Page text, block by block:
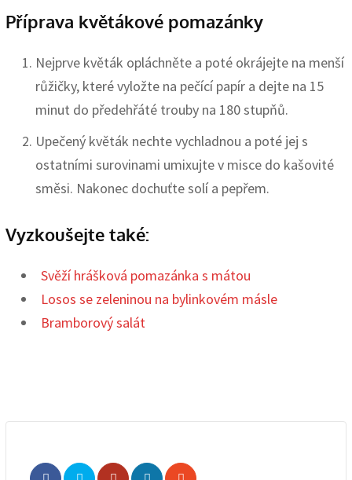
Příprava květákové pomazánky
Nejprve květák opláchněte a poté okrájejte na menší
růžičky, které vyložte na pečící papír a dejte na 15
minut do předehřáté trouby na 180 stupňů.
Upečený květák nechte vychladnou a poté jej s
ostatními surovinami umixujte v misce do kašovité
směsi. Nakonec dochuťte solí a pepřem.
Vyzkoušejte také:
Svěží hrášková pomazánka s mátou
Losos se zeleninou na bylinkovém másle
Bramborový salát